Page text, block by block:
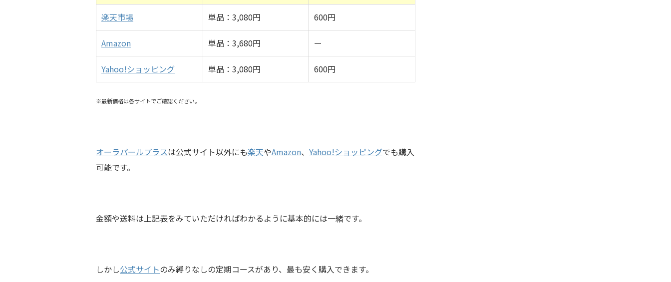
楽天市場 単品：3,080円 600円
Amazon 単品：3,680円 ー
Yahoo!ショッピング 単品：3,080円 600円
※最新価格は各サイトでご確認ください。
オーラパールプラスは公式サイト以外にも楽天やAmazon、 Yahoo!ショッピングでも購入
可能です。
金額や送料は上記表をみていただければわかるように基本的には一緒です。
しかし公式サイトのみ縛りなしの定期コースがあり、最も安く購入できます。